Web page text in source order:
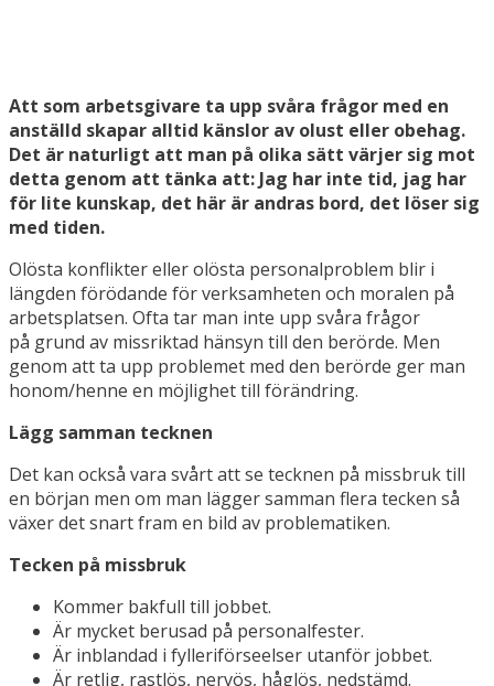
Att som arbetsgivare ta upp svåra frågor med en
anställd skapar alltid känslor av olust eller obehag.
Det är naturligt att man på olika sätt värjer sig mot
detta genom att tänka att: Jag har inte tid, jag har
för lite kunskap, det här är andras bord, det löser sig
med tiden.
Olösta konflikter eller olösta personalproblem blir i
längden förödande för verksamheten och moralen på
arbetsplatsen. Ofta tar man inte upp svåra frågor
på grund av missriktad hänsyn till den berörde. Men
genom att ta upp problemet med den berörde ger man
honom/henne en möjlighet till förändring.
Lägg samman tecknen
Det kan också vara svårt att se tecknen på missbruk till
en början men om man lägger samman flera tecken så
växer det snart fram en bild av problematiken.
Tecken på missbruk
Kommer bakfull till jobbet.
Är mycket berusad på personalfester.
Är inblandad i fylleriförseelser utanför jobbet.
Är retlig, rastlös, nervös, håglös, nedstämd.